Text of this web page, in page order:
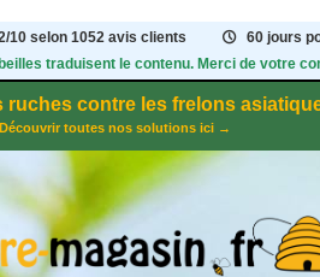
/10 selon 1052avis clients 60 jours
traduisent le contenu. Merci de votre
ruches contre les frelons
Découvrir toutes nos solutions ici →